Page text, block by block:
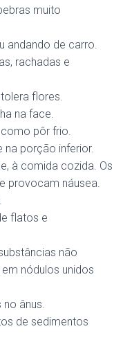
muito
andando de carro.
rachadas e
flores.
na face.
como pôr frio.
na porção inferior.
à comida cozida. Os
provocam náusea.
flatos e
não
nódulos unidos
ânus.
de sedimentos